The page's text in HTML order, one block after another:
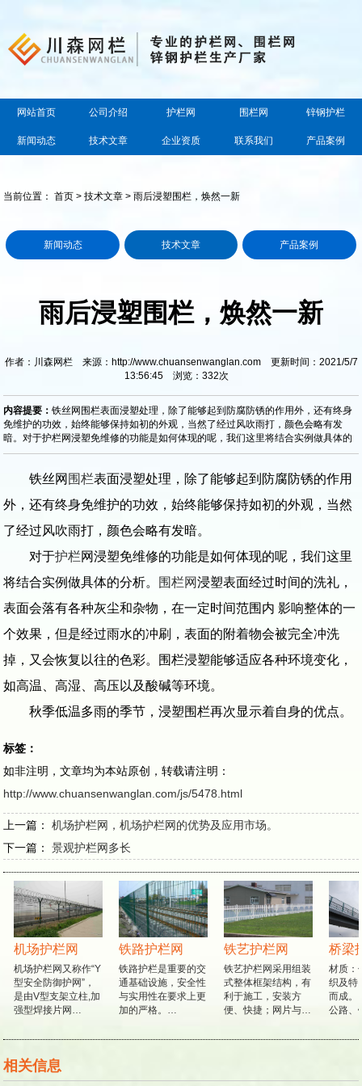
网站首页 公司介绍 护栏网 围栏网 锌钢护栏
新闻动态 技术文章 企业资质 联系我们 产品案例
当前位置：首页 >技术文章 > 雨后浸塑围栏，焕然一新
新闻动态 技术文章 产品案例
雨后浸塑围栏，焕然一新
作者：川森网栏 来源：http://www.chuansenwanglan.com 更新时间：2021/5/7
13:56:45 浏览： 332次
内容提要：铁丝网围栏表面浸塑处理，除了能够起到防腐防锈的作用外，还有终身
免维护的功效，始终能够保持如初的外观，当然了经过风吹雨打，颜色会略有发
暗。对于护栏网浸塑免维修的功能是如何体现的呢，我们这里将结合实例做具体的
铁丝网 围栏表面浸塑处理，除了能够起到防腐防锈的作用
外，还有终身免维护的功效，始终能够保持如初的外观，当然
了经过风吹雨打，颜色会略有发暗。
对于护栏网浸塑免维修的功能是如何体现的呢，我们这里
将结合实例做具体的分析。 围栏网浸塑表面经过时间的洗礼，
表面会落有各种灰尘和杂物，在一定时间范围内 影响整体的一
个效果，但是经过雨水的冲刷，表面的附着物会被完全冲洗
掉，又会恢复以往的色彩。围栏浸塑能够适应各种环境变化，
如高温、高湿、高压以及酸碱等环境。
秋季低温多雨的季节，浸塑围栏再次显示着自身的优点。
标签：
如非注明，文章均为本站原创，转载请注明：
http://www.chuansenwanglan.com/js/5478.html
上一篇：机场护栏网，机场护栏网的优势及应用市场。
下一篇：景观护栏网多长
机场护栏网
机场护栏网又称作“Y
型安全防御护网”，
是由V型支架立柱,加
强型焊接片网…
铁路护栏网
铁路护栏是重要的交
通基础设施，安全性
与实用性在要求上更
加的严格。…
铁艺护栏网
铁艺护栏网采用组装
式整体框架结构，有
利于施工，安装方
便、快捷；网片与…
桥梁
材质：
织及特
而成。
公路、
相关信息